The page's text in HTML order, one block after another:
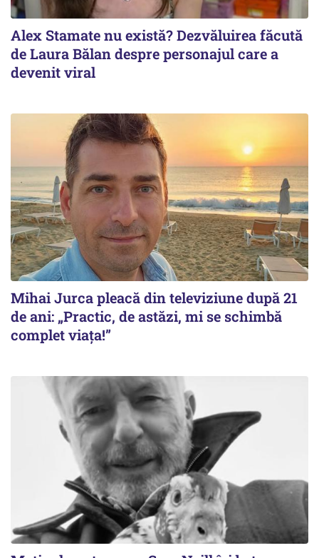
Alex Stamate nu există? Dezvăluirea făcută
de Laura Bălan despre personajul care a
devenit viral
Mihai Jurca pleacă din televiziune după 21
de ani: „Practic, de astăzi, mi se schimbă
complet viața!”